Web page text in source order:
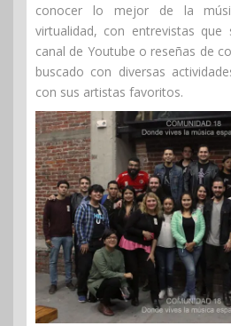
conocer lo mejor de la
virtualidad, con entrevistas
canal de Youtube o reseñas de
buscado con diversas
con sus artistas favoritos.